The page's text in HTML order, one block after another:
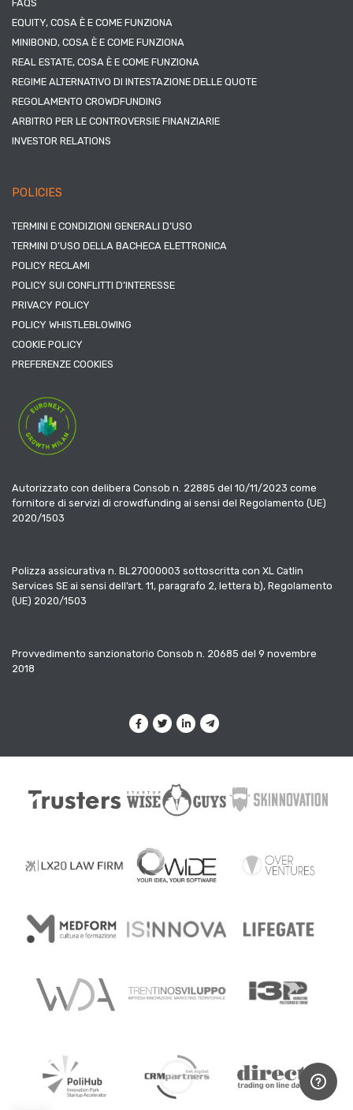
FAQS
EQUITY, COSA È E COME FUNZIONA
MINIBOND, COSA È E COME FUNZIONA
REAL ESTATE, COSA È E COME FUNZIONA
REGIME ALTERNATIVO DI INTESTAZIONE DELLE QUOTE
REGOLAMENTO CROWDFUNDING
ARBITRO PER LE CONTROVERSIE FINANZIARIE
INVESTOR RELATIONS
POLICIES
TERMINI E CONDIZIONI GENERALI D’USO
TERMINI D’USO DELLA BACHECA ELETTRONICA
POLICY RECLAMI
POLICY SUI CONFLITTI D’INTERESSE
PRIVACY POLICY
POLICY WHISTLEBLOWING
COOKIE POLICY
PREFERENZE COOKIES
Autorizzato con delibera Consob n. 22885 del 10/11/2023 come
fornitore di servizi di crowdfunding ai sensi del Regolamento (UE)
2020/1503
Polizza assicurativa n. BL27000003 sottoscritta con XL Catlin
Services SE ai sensi dell’art. 11, paragrafo 2, lettera b), Regolamento
(UE) 2020/1503
Provvedimento sanzionatorio Consob n. 20685 del 9 novembre
2018